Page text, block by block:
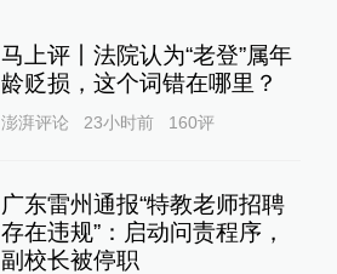
马上评丨法院认为“老登”属年
龄贬损，这个词错在哪里？
澎湃评论 23小时前 160评
广东雷州通报“特教老师招聘
存在违规”：启动问责程序，
副校长被停职